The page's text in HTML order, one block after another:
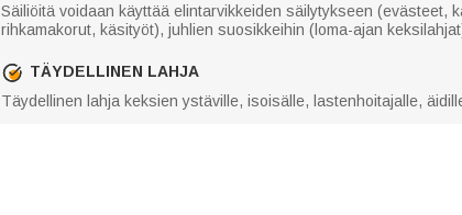
Säiliöitä voidaan käyttää elintarvikkeiden säilytykseen (evästeet,
rihkamakorut, käsityöt), juhlien suosikkeihin (loma-ajan
TÄYDELLINEN LAHJA
Täydellinen lahja keksien ystäville, isoisälle, lastenhoitajalle,